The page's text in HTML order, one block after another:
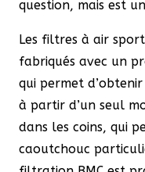
question, mais est
Les filtres à air
fabriqués avec un
qui permet
à partir d’un seul
dans les coins, qui
caoutchouc